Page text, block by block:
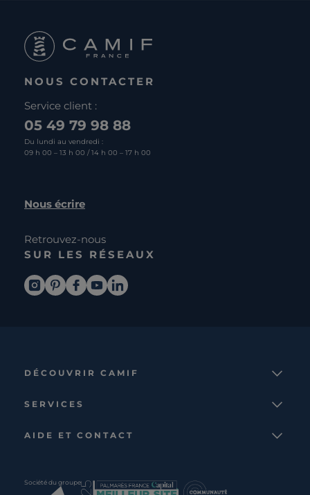
NOUS CONTACTER
Service client :
05 49 79 98 88
Du lundi au vendredi :
09 h 00 – 13 h 00 / 14 h 00 – 17 h 00
Nous écrire
Retrouvez-nous
SUR LES RÉSEAUX
DÉCOUVRIR CAMIF
Nos collections
Boutique
SERVICES
Carte cadeau Camif
AIDE ET CONTACT
Société du groupe